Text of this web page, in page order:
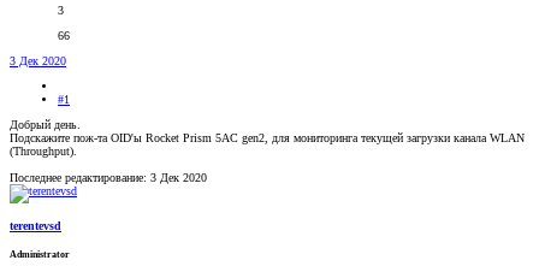
3
66
3 Дек 2020
#1
Добрый день.
Подскажите пож-та OID'ы Rocket Prism 5AC gen2, для мониторинга текущей загрузки канала WLAN
(Throughput).
Последнее редактирование: 3 Дек 2020
terentevsd
Administrator